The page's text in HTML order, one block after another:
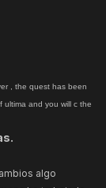
, the quest has been
ultima and you will c the
algo